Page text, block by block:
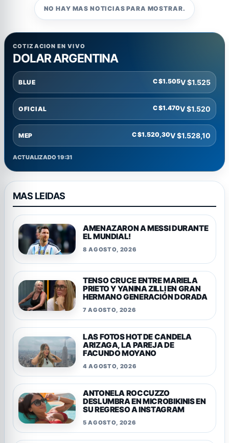
NO HAY MAS NOTICIAS PARA MOSTRAR.
COTIZACION EN VIVO
DOLAR ARGENTINA
BLUE C $1.505V $1.525
OFICIAL C $1.470V $1.520
MEP C $1.520,30V $1.528,10
ACTUALIZADO 19:31
MAS LEIDAS
AMENAZARON A MESSI DURANTE
EL MUNDIAL!
8 AGOSTO, 2026
TENSO CRUCE ENTRE MARIELA
PRIETO Y YANINA ZILLI EN GRAN
HERMANO GENERACIÓN DORADA
7 AGOSTO, 2026
LAS FOTOS HOT DE CANDELA
ARIZAGA, LA PAREJA DE
FACUNDO MOYANO
4 AGOSTO, 2026
ANTONELA ROCCUZZO
DESLUMBRA EN MICROBIKINIS EN
SU REGRESO A INSTAGRAM
5 AGOSTO, 2026